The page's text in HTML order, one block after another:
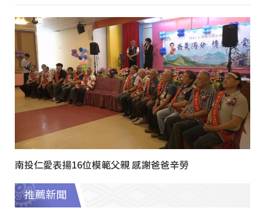
南投仁愛表揚16位模範父親 感謝爸爸辛勞
推薦新聞